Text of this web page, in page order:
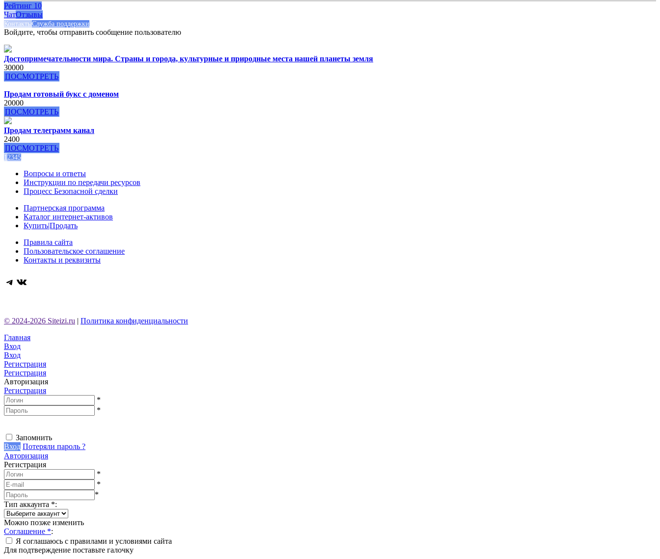
Рейтинг 10
ЧатОтзывы
КонтактыСлужба поддержки
Войдите, чтобы отправить сообщение пользователю
Достопримечательности мира. Страны и города, культурные и природные места нашей планеты земля
30000
ПОСМОТРЕТЬ
Продам готовый букс с доменом
20000
ПОСМОТРЕТЬ
Продам телеграмм канал
2400
ПОСМОТРЕТЬ
12345
Вопросы и ответы
Инструкции по передачи ресурсов
Процесс Безопасной сделки
Партнерская программа
Каталог интернет-активов
Купить|Продать
Правила сайта
Пользовательское соглашение
Контакты и реквизиты
Telegram
ВКонтакте
© 2024-2026 Siteizi.ru | Политика конфиденциальности
Главная
Вход
Вход
Регистрация
Регистрация
Авторизация
Регистрация
*
*
Запомнить
Вход Потеряли пароль ?
Авторизация
Регистрация
*
*
*
Тип аккаунта *:
Можно позже изменить
Соглашение *:
Я соглашаюсь с правилами и условиями сайта
Для подтверждение поставьте галочку